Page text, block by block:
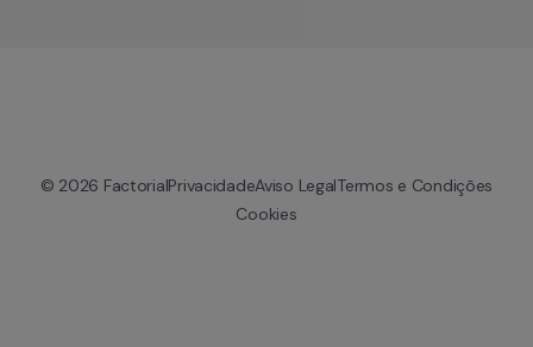
© 2026 FactorialPrivacidadeAviso LegalTermos e Condições
Cookies